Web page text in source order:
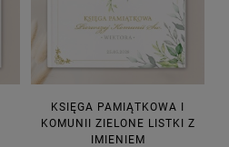
KSIĘGA PAMIĄTKOWA I
KOMUNII ZIELONE LISTKI Z
IMIENIEM